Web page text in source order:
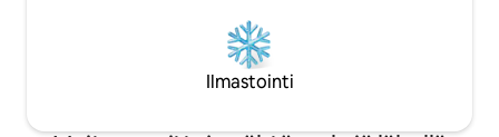
Ilmastointi